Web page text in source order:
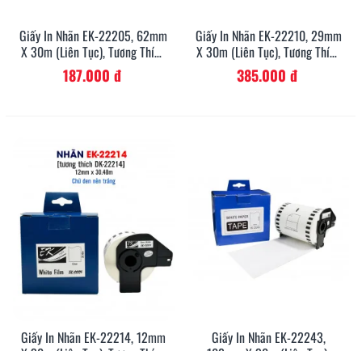
Giấy In Nhãn EK-22205, 62mm
X 30m (liên Tục), Tương Thích
DK-22205
187.000 đ
Giấy In Nhãn EK-22210, 29mm
X 30m (liên Tục), Tương Thích
DK-22210
385.000 đ
Giấy In Nhãn EK-22214, 12mm
Giấy In Nhãn EK-22243,